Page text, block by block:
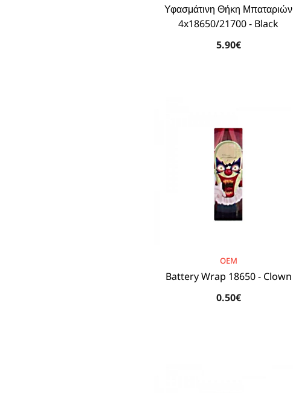
Υφασμάτινη Θήκη Μπαταριών
4x18650/21700 - Black
5.90€
OEM
Battery Wrap 18650 - Clown
0.50€